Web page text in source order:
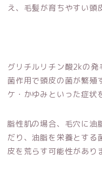
え、毛髪が育ちやすい頭
グリチルリチン酸2kの
菌作用で頭皮の菌が繁殖
ケ・かゆみといった症状
脂性肌の場合、毛穴に油
だり、油脂を栄養とする
皮を荒らす可能性があり